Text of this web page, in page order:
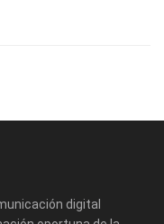
digital